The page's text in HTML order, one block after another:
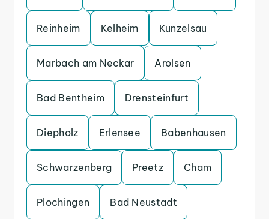
Reinheim Kelheim Kunzelsau
Marbach am Neckar Arolsen
Bad Bentheim Drensteinfurt
Diepholz Erlensee Babenhausen
Schwarzenberg Preetz Cham
Plochingen Bad Neustadt